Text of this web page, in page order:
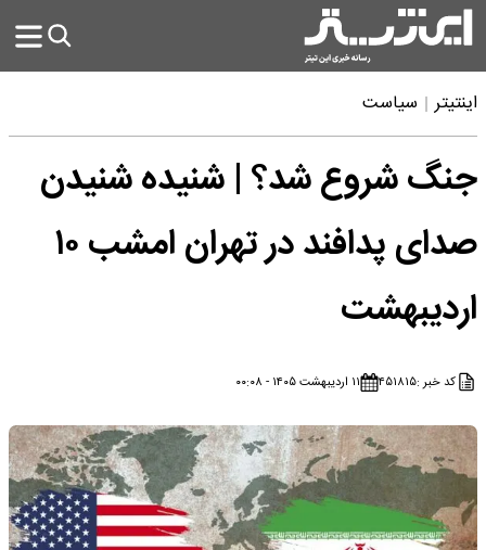
اینتیتر سیاست
جنگ شروع شد؟ | شنیده شنیدن
صدای پدافند در تهران امشب ۱۰
اردیبهشت
کد خبر :۴۵۱۸۱۵ ۱۱ اردیبهشت ۱۴۰۵ - ۰۰:۰۸